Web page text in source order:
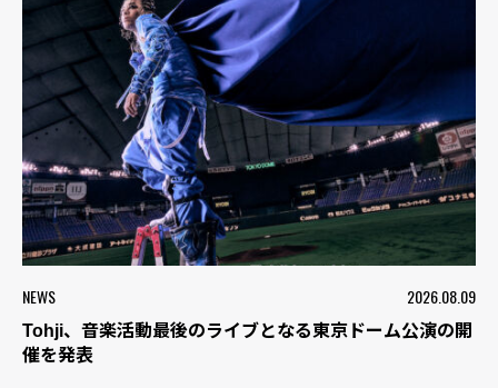
NEWS 2026.08.09
Tohji、音楽活動最後のライブとなる東京ドーム公演の開
催を発表